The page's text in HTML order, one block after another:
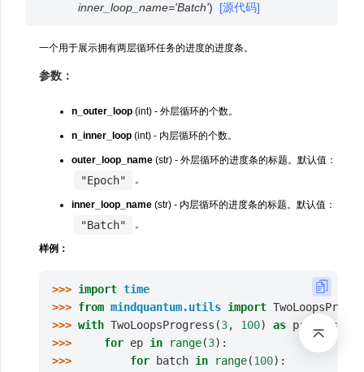
inner_loop_name='Batch') [源代码]
一个用于展示拥有两层循环任务的进度的进度条。
参数：
n_outer_loop (int) - 外层循环的个数。
n_inner_loop (int) - 内层循环的个数。
outer_loop_name (str) - 外层循环的进度条的标题。默认值：
"Epoch" 。
inner_loop_name (str) - 内层循环的进度条的标题。默认值：
"Batch" 。
样例：
>>> import time
>>> from mindquantum.utils import
>>> with TwoLoopsProgress (3, 100) as progress
>>>
for ep in range(3):
>>>
for batch in range(100):